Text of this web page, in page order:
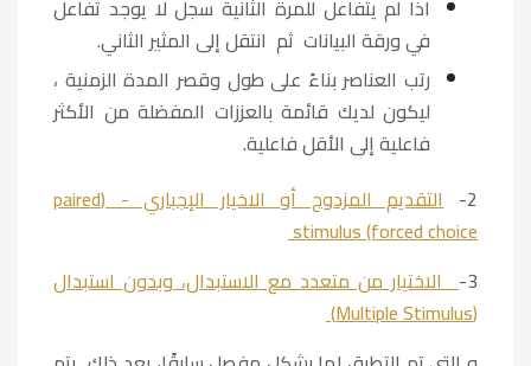
اذا لم يتفاعل للمرة الثانية سجل لا يوجد تفاعل
في ورقة البيانات ثم انتقل إلى المثير الثاني.
رتب العناصر بناءً على طول وقصر المدة الزمنية ،
ليكون لديك قائمة بالعززات المفضلة من الأكثر
فاعلية إلى الأقل فاعلية.
2-
التقديم المزدوج أو الاخيار الإجباري - (paired
stimulus (forced choice
3- الاختيار من متعدد مع الاستبدال، وبدون استبدال
(Multiple Stimulus)